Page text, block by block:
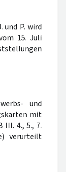
und P. wird
15. Juli
und
mit
III. 4., 5., 7.
verurteilt